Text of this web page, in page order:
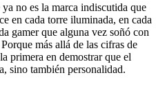
no es la marca indiscutida que
en cada torre iluminada, en cada
gamer que alguna vez soñó con
más allá de las cifras de
primera en demostrar que el
sino también personalidad.